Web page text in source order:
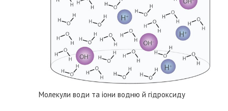
Молекули води та іони водню й гідроксиду